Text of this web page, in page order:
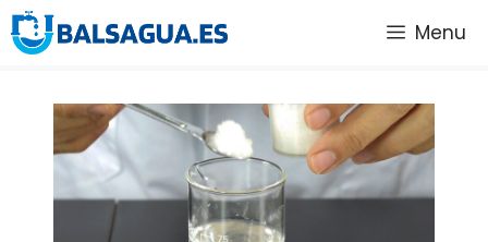
Saltar
al
Menu